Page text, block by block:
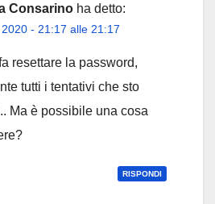
Consarino ha detto:
- 21:17 alle 21:17
resettare la password,
tutti i tentativi che sto
Ma è possibile una cosa
RISPONDI